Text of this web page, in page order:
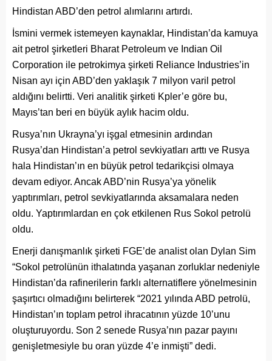
Hindistan ABD’den petrol alımlarını artırdı.
İsmini vermek istemeyen kaynaklar, Hindistan’da kamuya
ait petrol şirketleri Bharat Petroleum ve Indian Oil
Corporation ile petrokimya şirketi Reliance Industries’in
Nisan ayı için ABD’den yaklaşık 7 milyon varil petrol
aldığını belirtti. Veri analitik şirketi Kpler’e göre bu,
Mayıs’tan beri en büyük aylık hacim oldu.
Rusya’nın Ukrayna’yı işgal etmesinin ardından
Rusya’dan Hindistan’a petrol sevkiyatları arttı ve Rusya
hala Hindistan’ın en büyük petrol tedarikçisi olmaya
devam ediyor. Ancak ABD’nin Rusya’ya yönelik
yaptırımları, petrol sevkiyatlarında aksamalara neden
oldu. Yaptırımlardan en çok etkilenen Rus Sokol petrolü
oldu.
Enerji danışmanlık şirketi FGE’de analist olan Dylan Sim
“Sokol petrolünün ithalatında yaşanan zorluklar nedeniyle
Hindistan’da rafinerilerin farklı alternatiflere yönelmesinin
şaşırtıcı olmadığını belirterek “2021 yılında ABD petrolü,
Hindistan’ın toplam petrol ihracatının yüzde 10’unu
oluşturuyordu. Son 2 senede Rusya’nın pazar payını
genişletmesiyle bu oran yüzde 4’e inmişti” dedi.